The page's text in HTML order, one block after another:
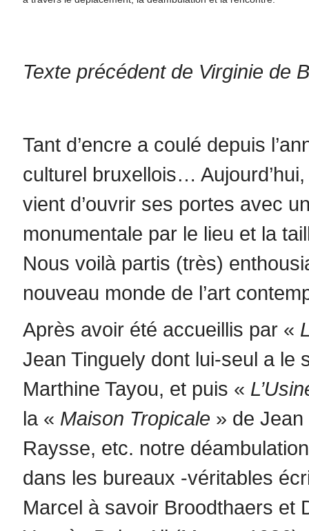
Texte précédent de Virginie de
Tant d’encre a coulé depuis
culturel bruxellois…
vient d’ouvrir ses portes avec
monumentale par le lieu et la
Nous voilà partis (très)
nouveau monde de l’art
Après avoir été accueillis par «
Jean Tinguely dont lui-seul a le
Marthine Tayou, et puis «
la « Maison Tropicale » de
Raysse, etc. notre
dans les bureaux -véritables
Marcel à savoir Broodthaers et